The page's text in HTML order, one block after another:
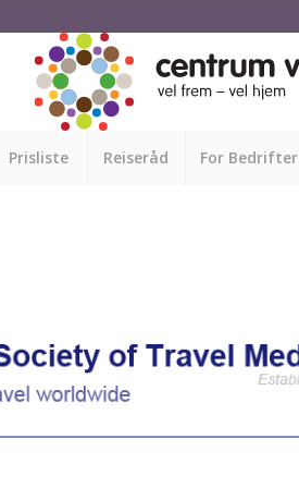
Prisliste Reiseråd For Bedrifter